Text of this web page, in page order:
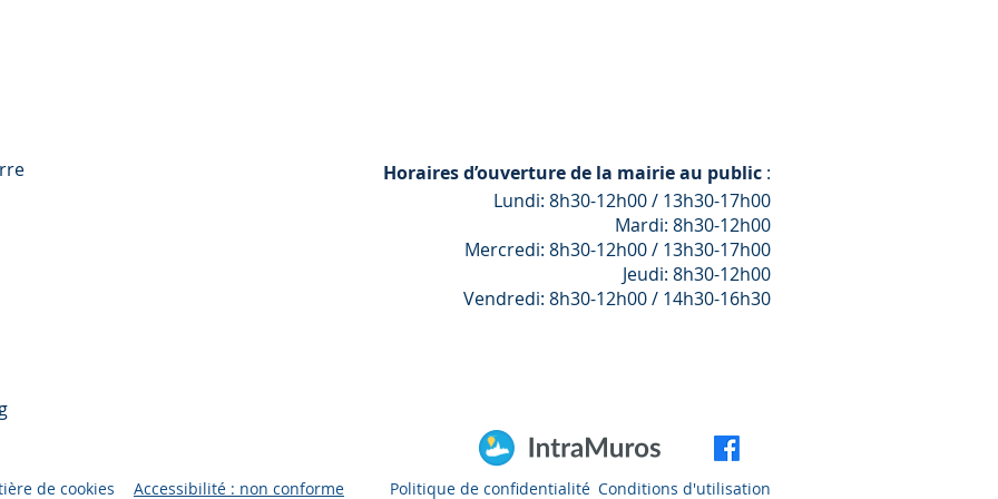
Horaires d’ouverture de la mairie au public :
Lundi: 8h30-12h00 / 13h30-17h00
Mardi: 8h30-12h00
Mercredi: 8h30-12h00 / 13h30-17h00
Jeudi: 8h30-12h00
Vendredi: 8h30-12h00 / 14h30-16h30
de cookies Politique de confidentialité Conditions d'utilisation
Accessibilité : non conforme